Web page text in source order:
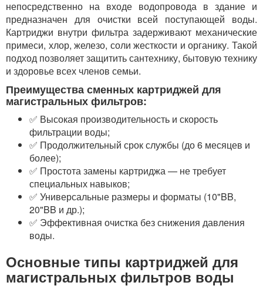
непосредственно на входе водопровода в здание и
предназначен для очистки всей поступающей воды.
Картриджи внутри фильтра задерживают механические
примеси, хлор, железо, соли жесткости и органику. Такой
подход позволяет защитить сантехнику, бытовую технику
и здоровье всех членов семьи.
Преимущества сменных картриджей для
магистральных фильтров:
✅ Высокая производительность и скорость
фильтрации воды;
✅ Продолжительный срок службы (до 6 месяцев и
более);
✅ Простота замены картриджа — не требует
специальных навыков;
✅ Универсальные размеры и форматы (10"BB,
20"BB и др.);
✅ Эффективная очистка без снижения давления
воды.
Основные типы картриджей для
магистральных фильтров воды